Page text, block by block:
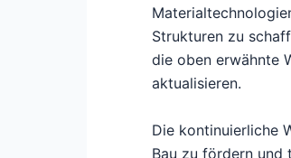
Strukturen zu
die oben erwähnte
aktualisieren.
Die kontinuierliche
Bau zu fördern und